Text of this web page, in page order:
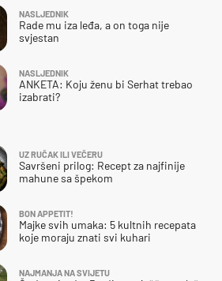
NASLJEDNIK
Rade mu iza leđa, a on toga nije
svjestan
NASLJEDNIK
ANKETA: Koju ženu bi Serhat trebao
izabrati?
UZ RUČAK ILI VEČERU
Savršeni prilog: Recept za najfinije
mahune sa špekom
BON APPETIT!
Majke svih umaka: 5 kultnih recepata
koje moraju znati svi kuhari
NAJMANJA NA SVIJETU